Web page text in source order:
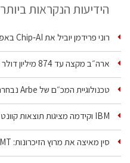
הידיעות הנקראות ביותר
רוני פרידמן יוביל את Chip‑AI באפל; טל ענבר ינהל את…
ארה״ב מקצה עד 874 מיליון דולר לשבע טכנולוגיות שבבים…
טכנולוגיית המכ״ם של Arbe נבחרה לתוכניות אזרחיות וביטחוניות
IBM וקידמה מציגות תוצאות קוונטיות מעבר ליכולת…
סין מאיצה את מרוץ הזיכרונות: CXMT שוקלת להקים מפעל…